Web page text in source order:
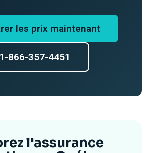
les prix maintenant
1-866-357-4451
l'assurance